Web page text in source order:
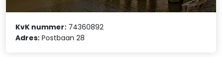
KvK nummer: 74360892
Adres: Postbaan 28